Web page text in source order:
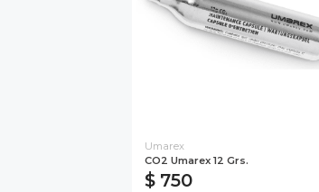
Umarex
CO2 Umarex 12 Grs.
$ 750